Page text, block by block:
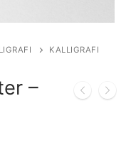
KALLIGRAFI
–